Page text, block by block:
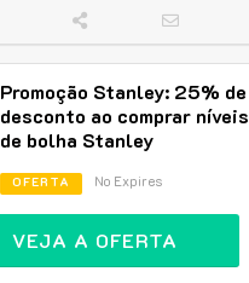
Promoção Stanley: 25% de
desconto ao comprar níveis
de bolha Stanley
OFERTA No Expires
VEJA A OFERTA